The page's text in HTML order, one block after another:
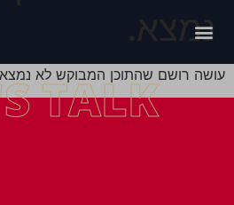
נמצא.
עושה רושם שהתוכן המבוקש לא נמצא
TALK